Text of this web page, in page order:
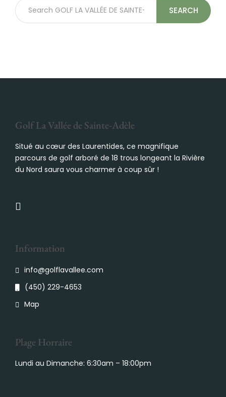
SEARCH
Golf La Vallée de Sainte-Adèle
Situé au cœur des Laurentides, ce magnifique
parcours de golf arboré de 18 trous longeant la Rivière
du Nord saura vous charmer à coup sûr !
Information
info@golflavallee.com
(450) 229-4653
Map
Plage Horraire
Lundi au Dimanche: 6:30am – 18:00pm